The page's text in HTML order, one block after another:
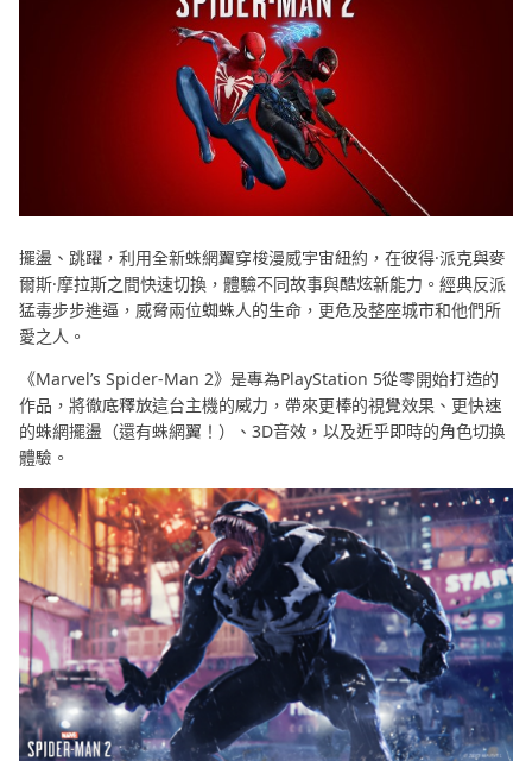
擺盪、跳躍，利用全新蛛網翼穿梭漫威宇宙紐約，在彼得·派克與麥
爾斯·摩拉斯之間快速切換，體驗不同故事與酷炫新能力。經典反派
猛毒步步進逼，威脅兩位蜘蛛人的生命，更危及整座城市和他們所
愛之人。
《Marvel’s Spider-Man 2》是專為PlayStation 5從零開始打造的
作品，將徹底釋放這台主機的威力，帶來更棒的視覺效果、更快速
的蛛網擺盪（還有蛛網翼！）、3D音效，以及近乎即時的角色切換
體驗。